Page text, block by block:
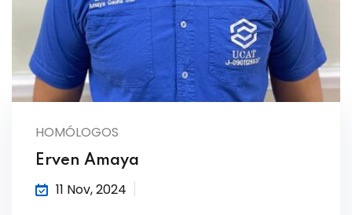
HOMÓLOGOS
Erven Amaya
11 Nov, 2024